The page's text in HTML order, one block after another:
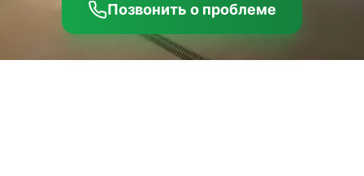
Позвонить о проблеме